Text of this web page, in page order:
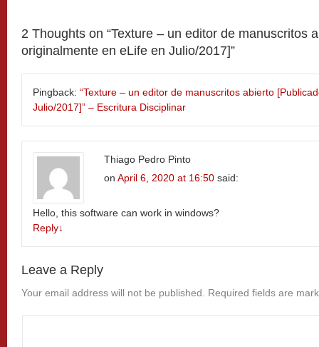
2 Thoughts on “Texture – un editor de manuscritos
originalmente en eLife en Julio/2017]”
Pingback: “Texture – un editor de manuscritos abierto
Julio/2017]” – Escritura Disciplinar
Thiago Pedro Pinto
on April 6, 2020 at 16:50 said:
Hello, this software can work in windows?
Reply↓
Leave a Reply
Your email address will not be published. Required fields are